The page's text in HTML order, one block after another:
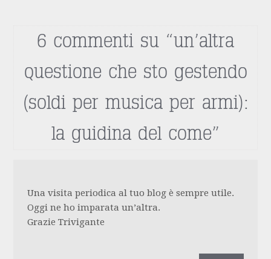
6 commenti su “un’altra
questione che sto gestendo
(soldi per musica per armi):
la guidina del come”
Una visita periodica al tuo blog è sempre utile.
Oggi ne ho imparata un’altra.
Grazie Trivigante